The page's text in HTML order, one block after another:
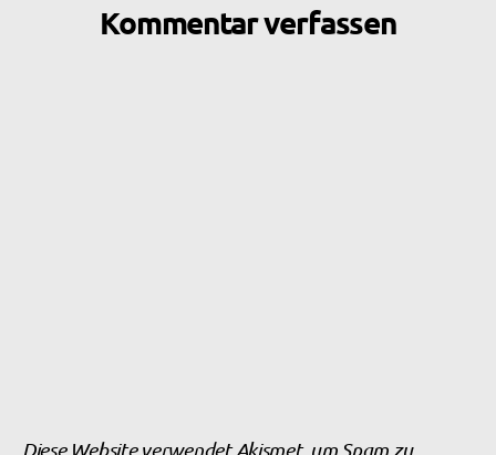
Kommentar verfassen
Diese Website verwendet Akismet, um Spam zu